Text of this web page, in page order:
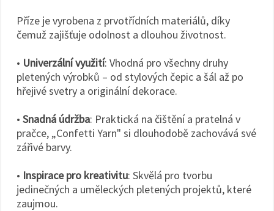
Příze je vyrobena z prvotřídních materiálů, díky
čemuž zajišťuje odolnost a dlouhou životnost.
• Univerzální využití: Vhodná pro všechny druhy
pletených výrobků – od stylových čepic a šál až po
hřejivé svetry a originální dekorace.
• Snadná údržba: Praktická na čištění a pratelná v
pračce, „Confetti Yarn" si dlouhodobě zachovává své
zářivé barvy.
• Inspirace pro kreativitu: Skvělá pro tvorbu
jedinečných a uměleckých pletených projektů, které
zaujmou.